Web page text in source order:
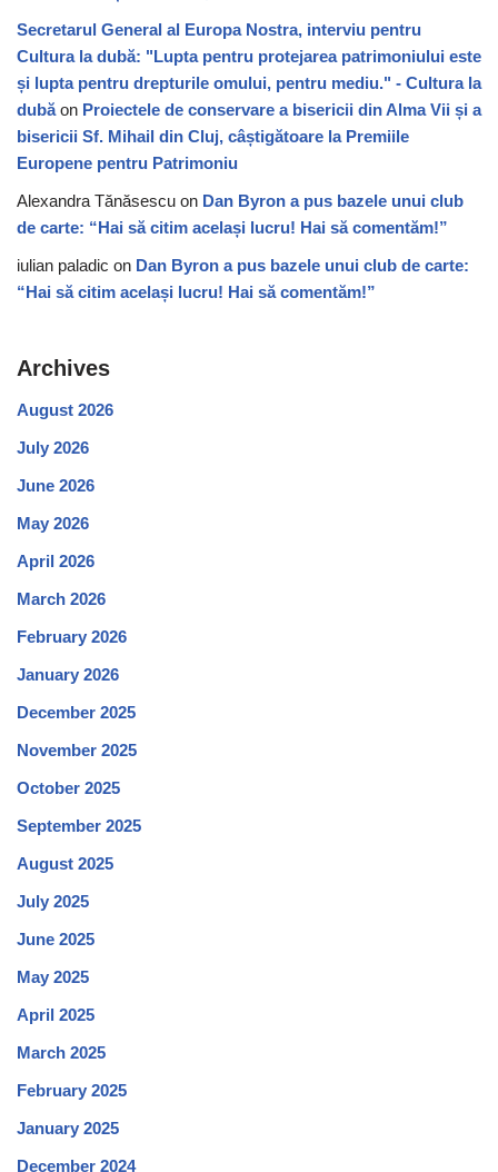
Secretarul General al Europa Nostra, interviu pentru
Cultura la dubă: "Lupta pentru protejarea patrimoniului este
și lupta pentru drepturile omului, pentru mediu." - Cultura la
dubăon Proiectele de conservare a bisericii din Alma Vii și a
bisericii Sf. Mihail din Cluj, câștigătoare la Premiile
Europene pentru Patrimoniu
Alexandra Tănăsescu on Dan Byron a pus bazele unui club
de carte: “Hai să citim același lucru! Hai să comentăm!”
iulian paladic on Dan Byron a pus bazele unui club de carte:
“Hai să citim același lucru! Hai să comentăm!”
Archives
August 2026
July 2026
June 2026
May 2026
April 2026
March 2026
February 2026
January 2026
December 2025
November 2025
October 2025
September 2025
August 2025
July 2025
June 2025
May 2025
April 2025
March 2025
February 2025
January 2025
December 2024